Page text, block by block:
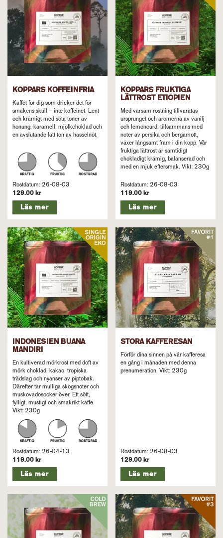
annan dimension om man rostar dem något mörkare än
vanligt. Varsamt rostade, ljusare i färgen och betydligt
mer smak- och aromrika om du jämför med ”vanlig”
mörkrost från butikshyllan. Nu har turen kommit till att
rosta Etiopien något mörkare än vi normalt gör.
Etiopisk skymning är sannerligen inte som andra kaffen.
Det är mörkare, samtidigt mycket elegant och den väldigt
söta koppen för tankarna till dessertvin. I den fylliga och
vindruva och söt jordgubbe. Smakrikt som lätt blir en ny
KOPPARS KOFFEINFRIA
Kaffet för dig som dricker det för
smakens skull – inte koffeinet. Lent
och krämigt med söta toner av
honung, karamell, mjölkchoklad och
en avslutande lätt ton av hasselnöt.
Rostdatum: 26-08-03
129.00 kr
Läs mer
KOPPARS FRUKTIGA
LÄTTROST ETIOPIEN
Med varsam rostning tillvaratas
ursprunget och aromerna av vanilj
och lemoncurd, tillsammans med
noter av persika och bergamott,
växer långsamt fram i din kopp. Vår
fruktiga lättrost är samtidigt
chokladigt krämig, balanserad och
med en mjuk eftersmak. Vikt: 230g
Rostdatum: 26-08-03
119.00 kr
Läs mer
INDONESIEN BUANA
MANDIRI
En kultiverad mörkrost med doft av
mörk choklad, kakao, tropiska
trädslag och nyanser av piptobak.
Därefter tar mulliga skogsnoter och
muskovadosocker över. Ett sött,
fylligt, mustigt och smakrikt kaffe.
Vikt: 230g
Rostdatum: 26-04-13
119.00 kr
Läs mer
STORA KAFFERESAN
Förför dina sinnen på vår kafferesa
en gång i månaden med denna
prenumeration. Vikt: 230g
Rostdatum: 26-08-03
129.00 kr
Läs mer